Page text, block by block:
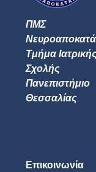
ΠΜΣ
Τμήμα
Σχολής
Πανεπιστήμιο
Θεσσαλίας
Επικοινωνία